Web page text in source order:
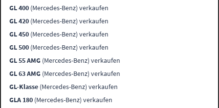
GL 400 (Mercedes-Benz) verkaufen
GL 420 (Mercedes-Benz) verkaufen
GL 450 (Mercedes-Benz) verkaufen
GL 500 (Mercedes-Benz) verkaufen
GL 55 AMG (Mercedes-Benz) verkaufen
GL 63 AMG (Mercedes-Benz) verkaufen
GL-Klasse (Mercedes-Benz) verkaufen
GLA 180 (Mercedes-Benz) verkaufen